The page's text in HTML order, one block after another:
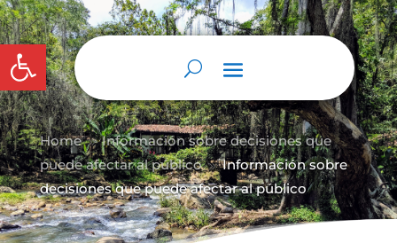
Abrir barra de herramientas
Home 9 Información sobre decisiones que
puede afectar al público 9 Información sobre
decisiones que puede afectar al público